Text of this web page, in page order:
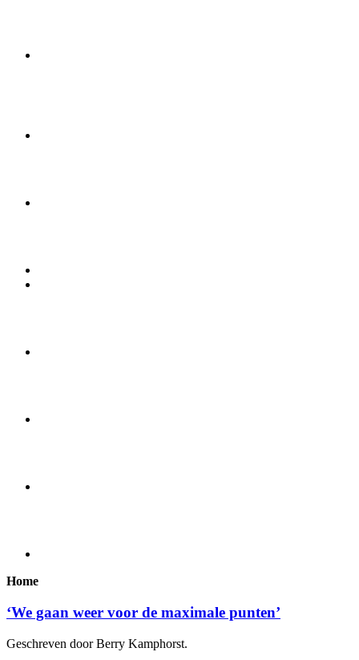
Home
‘We gaan weer voor de maximale punten’
Geschreven door Berry Kamphorst.